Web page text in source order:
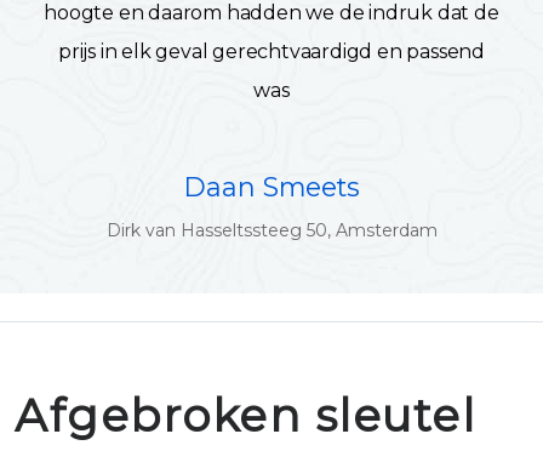
hoogte en daarom hadden we de indruk dat de
prijs in elk geval gerechtvaardigd en passend
was
Daan Smeets
Dirk van Hasseltssteeg 50, Amsterdam
Afgebroken sleutel